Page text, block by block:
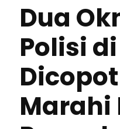
Dua
Polisi
Marahi